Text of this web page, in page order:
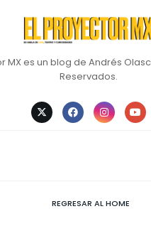
MX es un blog de Andrés
Reservados.
REGRESAR AL HOME